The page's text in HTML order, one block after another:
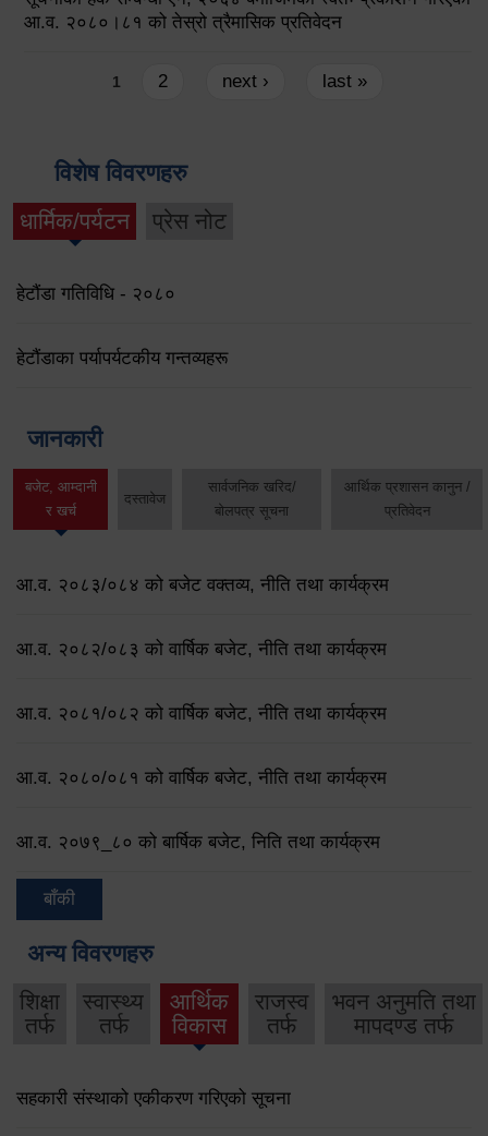
आ.व. २०८०।८१ को तेस्रो त्रैमासिक प्रतिवेदन
1 2 next › last »
विशेष विवरणहरु
धार्मिक/पर्यटन प्रेस नोट
हेटौंडा गतिविधि - २०८०
हेटौंडाका पर्यापर्यटकीय गन्तव्यहरू
जानकारी
बजेट, आम्दानी
र खर्च
दस्तावेज
सार्वजनिक खरिद/
बोलपत्र सूचना
आर्थिक प्रशासन कानुन /
प्रतिवेदन
आ.व. २०८३/०८४ को बजेट वक्तव्य, नीति तथा कार्यक्रम
आ.व. २०८२/०८३ को वार्षिक बजेट, नीति तथा कार्यक्रम
आ.व. २०८१/०८२ को वार्षिक बजेट, नीति तथा कार्यक्रम
आ.व. २०८०/०८१ को वार्षिक बजेट, नीति तथा कार्यक्रम
आ.व. २०७९‌_८० को बार्षिक बजेट, निति तथा कार्यक्रम
बाँकी
अन्य विवरणहरु
शिक्षा
तर्फ
स्वास्थ्य
तर्फ
आर्थिक
विकास
राजस्व
तर्फ
भवन अनुमति तथा
मापदण्ड तर्फ
सहकारी संस्थाको एकीकरण गरिएको सूचना